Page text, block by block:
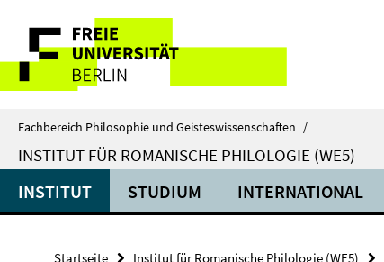
direkt
Inhalt
Service-
Navigation
Fachbereich Philosophie und Geisteswissenschaften /
INSTITUT FÜR ROMANISCHE PHILOLOGIE (WE5)
INSTITUT STUDIUM INTERNATIONAL
Startseite Institut für Romanische Philologie (WE5)